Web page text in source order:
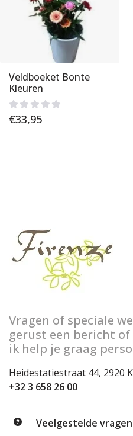
Veldboeket Bonte
Kleuren
€33,95
Vragen of speciale
gerust een bericht
ik help je graag
Heidestatiestraat 44, 2920
+32 3 658 26 00
Veelgestelde vragen